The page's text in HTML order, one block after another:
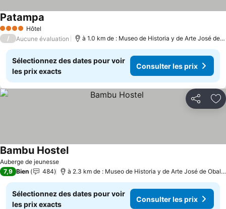
4 Étoiles Hôtel
Patampa
/ Aucune évaluation à 1.0 km de : Museo de Historia y de Arte José de
Sélectionnez des dates pour voir
les prix exacts
Consulter les prix
Partager
Auberge de jeunesse
Bambu HostelConsulter les prix
7,9 Bien 484 à 2.3 km de : Museo de Historia y de Arte José de
Sélectionnez des dates pour voir
les prix exacts
Consulter les prix